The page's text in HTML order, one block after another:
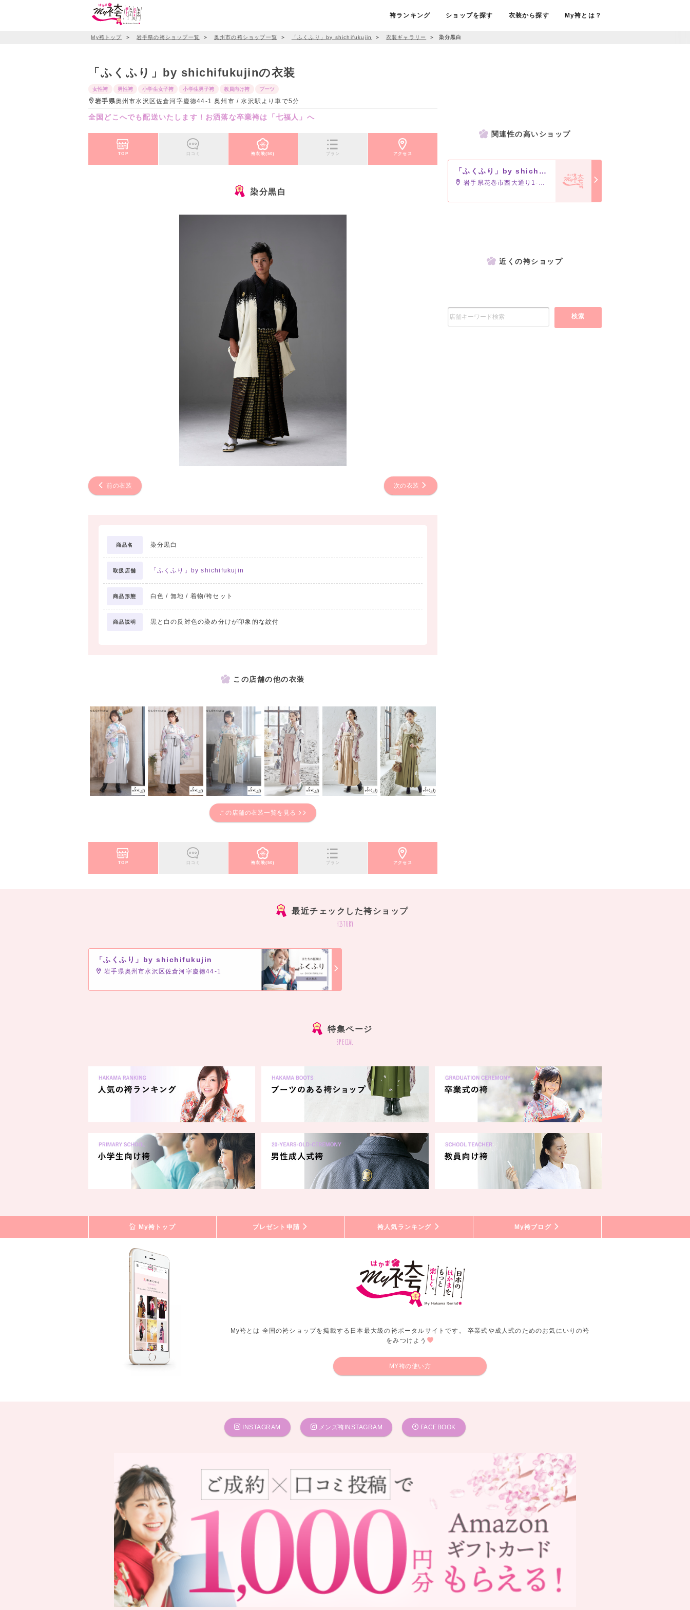
袴ランキング ショップを探す 衣装から探す My袴とは？
My袴トップ ＞ 岩手県の袴ショップ一覧 ＞ 奥州市の袴ショップ一覧 ＞ 「ふくふり」by shichifukujin ＞ 衣装ギャラリー ＞ 染分黒白
「ふくふり」by shichifukujinの衣装
女性袴 男性袴 小学生女子袴 小学生男子袴 教員向け袴 ブーツ
岩手県奥州市水沢区佐倉河字慶徳44-1 奥州市 / 水沢駅より車で5分
全国どこへでも配送いたします！お洒落な卒業袴は「七福人」へ
TOP 口コミ 袴衣装(50) プラン アクセス
染分黒白
前の衣装 次の衣装
商品名 染分黒白
取扱店舗 「ふくふり」by shichifukujin
商品形態 白色 / 無地 / 着物/袴セット
商品説明 黒と白の反対色の染め分けが印象的な紋付
この店舗の他の衣装
この店舗の衣装一覧を見る
TOP 口コミ 袴衣装(50) プラン アクセス
関連性の高いショップ
「ふくふり」by shichifukujin花巻店
岩手県花巻市西大通り1-29-31
近くの袴ショップ
検索
最近チェックした袴ショップ
history
「ふくふり」by shichifukujin
岩手県奥州市水沢区佐倉河字慶徳44-1
特集ページ
special
My袴トップ プレゼント申請 袴人気ランキング My袴ブログ
My袴とは 全国の袴ショップを掲載する日本最大級の袴ポータルサイトです。 卒業式や成人式のためのお気にいりの袴
をみつけよう
MY袴の使い方
INSTAGRAM メンズ袴INSTAGRAM FACEBOOK